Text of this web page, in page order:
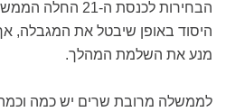
הבחירות לכנסת ה-
היסוד באופן שיבטל את המגבלה,
מנע את השלמת המהלך.
לממשלה מרובת שרים יש כמה וכמה